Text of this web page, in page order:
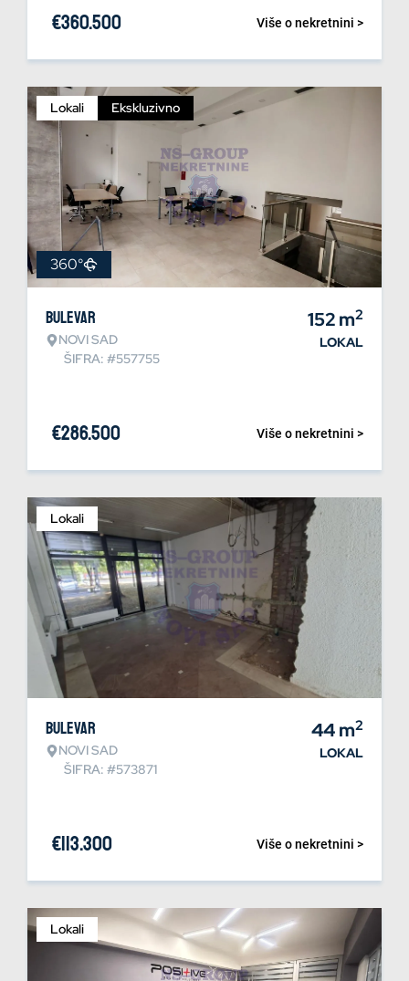
Više o nekretnini >
€360.500
Lokali Ekskluzivno
360°
Bulevar
NOVI SAD
ŠIFRA: #557755
152m2
LOKAL
Više o nekretnini >
€286.500
Lokali
Bulevar
NOVI SAD
ŠIFRA: #573871
44m2
LOKAL
Više o nekretnini >
€113.300
Lokali